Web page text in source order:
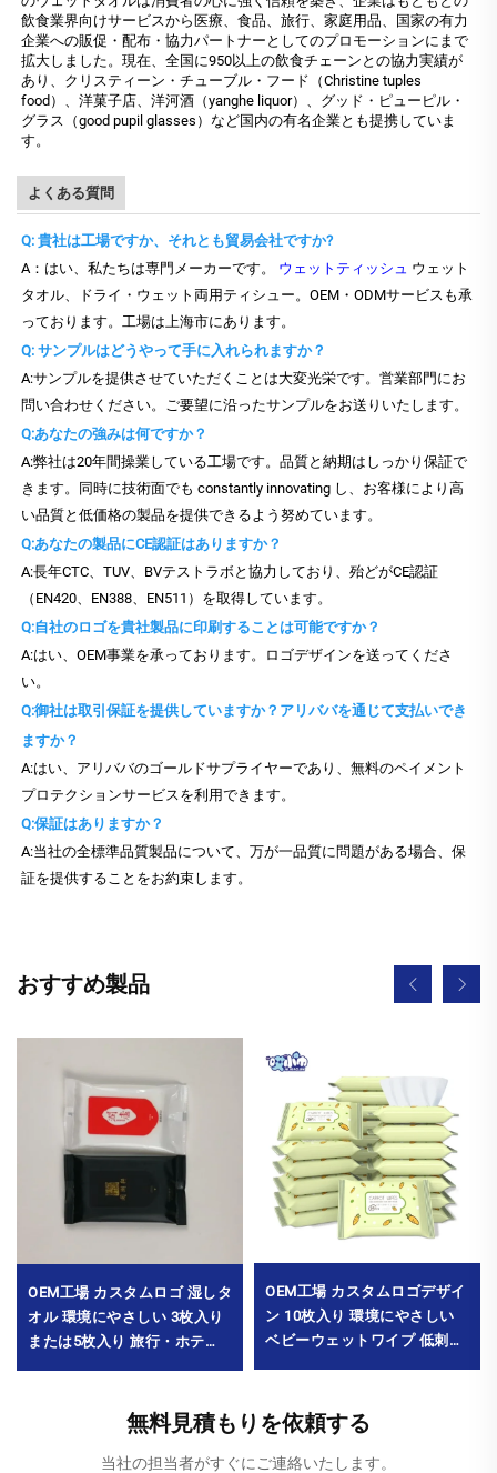
飲食業界向けサービスから医療、食品、旅行、家庭用品、国家の有力
企業への販促・配布・協力パートナーとしてのプロモーションにまで
拡大しました。現在、全国に950以上の飲食チェーンとの協力実績が
あり、クリスティーン・チューブル・フード（Christine tuples
food）、洋菓子店、洋河酒（yanghe liquor）、グッド・ピューピル・
グラス（good pupil glasses）など国内の有名企業とも提携していま
す。
よくある質問
Q: 貴社は工場ですか、それとも貿易会社ですか?
A：はい、私たちは専門メーカーです。 ウェットティッシュ ウェット
タオル、ドライ・ウェット両用ティシュー。OEM・ODMサービスも承
っております。工場は上海市にあります。
Q: サンプルはどうやって手に入れられますか？
A:サンプルを提供させていただくことは大変光栄です。営業部門にお
問い合わせください。ご要望に沿ったサンプルをお送りいたします。
Q:あなたの強みは何ですか？
A:弊社は20年間操業している工場です。品質と納期はしっかり保証で
きます。同時に技術面でも constantly innovating し、お客様により高
い品質と低価格の製品を提供できるよう努めています。
Q:あなたの製品にCE認証はありますか？
A:長年CTC、TUV、BVテストラボと協力しており、殆どがCE認証
（EN420、EN388、EN511）を取得しています。
Q:自社のロゴを貴社製品に印刷することは可能ですか？
A:はい、OEM事業を承っております。ロゴデザインを送ってくださ
い。
Q:御社は取引保証を提供していますか？アリババを通じて支払いでき
ますか？
A:はい、アリババのゴールドサプライヤーであり、無料のペイメント
プロテクションサービスを利用できます。
Q:保証はありますか？
A:当社の全標準品質製品について、万が一品質に問題がある場合、保
証を提供することをお約束します。
おすすめ製品
OEM工場 カスタムロゴ 湿しタ
オル 環境にやさしい 3枚入り
または5枚入り 旅行・ホテ
OEM工場 カスタムロゴデザイ
ン 10枚入り 環境にやさしい
ベビーウェットワイプ 低刺激
MOQ10000パック
無料見積もりを依頼する
当社の担当者がすぐにご連絡いたします。